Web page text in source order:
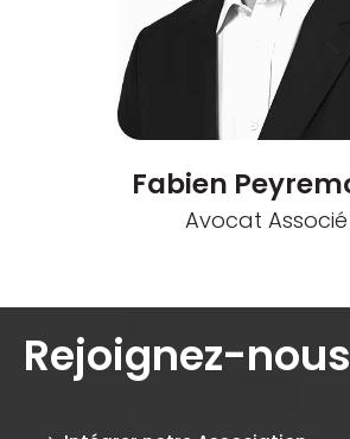
Fabien
Avocat Associé
Rejoignez-nous